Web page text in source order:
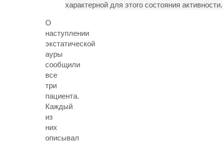
характерной для этого состояния активности.
О
наступлении
экстатической
ауры
сообщили
все
три
пациента.
Каждый
из
них
описывал